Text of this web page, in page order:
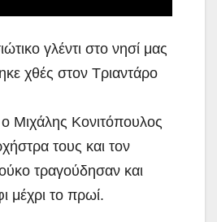
γλέντι στο νησί μας
χθές στον Τριαντάρο
Μιχάλης Κονιτόπουλος
τους και τον
τραγούδησαν και
μέχρι το πρωί.